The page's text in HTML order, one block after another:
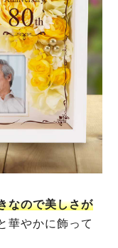
なので美しさが
華やかに飾って